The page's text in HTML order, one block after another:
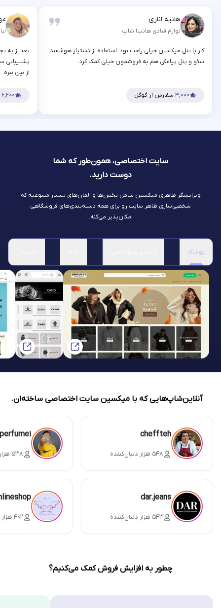
هانیه اناری
لوازم قنادی هانیتا شاپ
کار با پنل میکسین خیلی راحت بود. استفاده از دستیار هوشمند
سئو و پنل پیامکی هم به فروشمون خیلی کمک کرد.
۳,۰۰۰ سفارش از گوگل
بعد از یه
پشتیبانی
از بین ببره.
۶,۲۰۰
سایت اختصاصی، همون‌طور که شما
دوست دارید.
ویرایشگر ظاهری میکسین شامل بخش‌ها و المان‌های بسیار متنوعیه که
شخصی‌سازی ظاهر سایت رو برای همه دسته‌بندی‌های فروشگاهی
امکان‌پذیر می‌کنه.
پوشاک
آنلاین‌شاپ‌هایی که با میکسین سایت اختصاصی ساخته‌ان.
cheffteh
۵۴۸ هزار دنبال‌کننده ۵۳۸ هزار دنبال‌کننده
dar.jeans
۵۴۳ هزار دنبال‌کننده ۴۰۲ هزار دنبال‌کننده
چطور به افزایش فروش کمک می‌کنیم؟